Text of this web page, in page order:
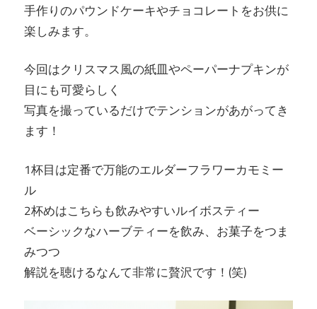
手作りのパウンドケーキやチョコレートをお供に
楽しみます。
今回はクリスマス風の紙皿やペーパーナプキンが
目にも可愛らしく
写真を撮っているだけでテンションがあがってき
ます！
1杯目は定番で万能のエルダーフラワーカモミー
ル
2杯めはこちらも飲みやすいルイボスティー
ベーシックなハーブティーを飲み、お菓子をつま
みつつ
解説を聴けるなんて非常に贅沢です！(笑)